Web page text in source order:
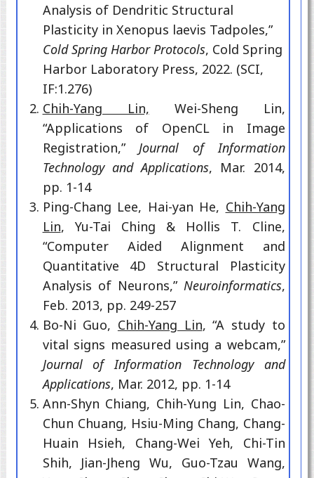
Analysis of Dendritic Structural
Plasticity in Xenopus laevis Tadpoles,”
Cold Spring Harbor Protocols, Cold Spring
Harbor Laboratory Press, 2022. (SCI,
IF:1.276)
Chih-Yang Lin, Wei-Sheng Lin,
“Applications of OpenCL in Image
Registration,” Journal of Information
Technology and Applications, Mar. 2014,
pp. 1-14
Ping-Chang Lee, Hai-yan He, Chih-Yang
Lin, Yu-Tai Ching & Hollis T. Cline,
“Computer Aided Alignment and
Quantitative 4D Structural Plasticity
Analysis of Neurons,” Neuroinformatics,
Feb. 2013, pp. 249-257
Bo-Ni Guo, Chih-Yang Lin, “A study to
vital signs measured using a webcam,”
Journal of Information Technology and
Applications, Mar. 2012, pp. 1-14
Ann-Shyn Chiang, Chih-Yung Lin, Chao-
Chun Chuang, Hsiu-Ming Chang, Chang-
Huain Hsieh, Chang-Wei Yeh, Chi-Tin
Shih, Jian-Jheng Wu, Guo-Tzau Wang,